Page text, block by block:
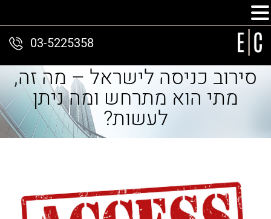
03-5225358
סירוב כניסה לישראל – מה זה,
מתי הוא מתרחש ומה ניתן
לעשות?